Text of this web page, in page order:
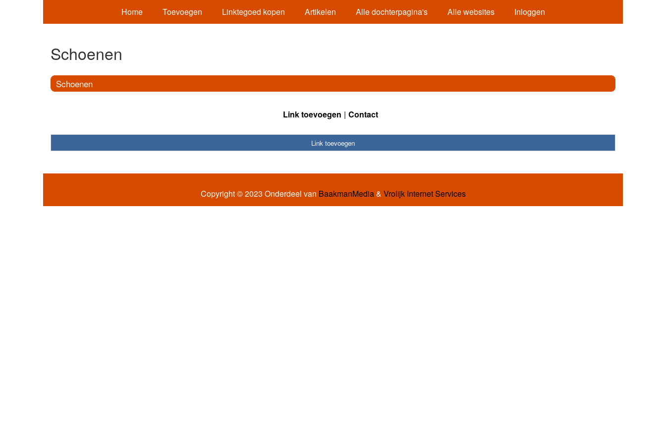
Home Toevoegen Linktegoed kopen Artikelen Alle dochterpagina's Alle websites Inloggen
Schoenen
Schoenen
Link toevoegen Contact
Link toevoegen
Copyright © 2023 Onderdeel van BaakmanMedia& Vrolijk Internet Services